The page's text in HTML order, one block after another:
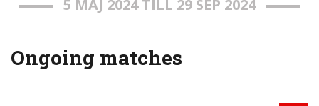
5 MAJ 2024 TILL 29 SEP 2024
Ongoing matches